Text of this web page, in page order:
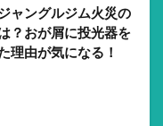
ャングルジム火災の
？おが屑に投光器を
理由が気になる！